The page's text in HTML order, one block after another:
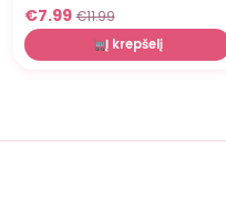
€7.99 €11.99
Į krepšelį